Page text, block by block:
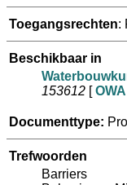
Toegangsrechten:
Beschikbaar in
153612 [OWA
Documenttype:
Trefwoorden
Barriers